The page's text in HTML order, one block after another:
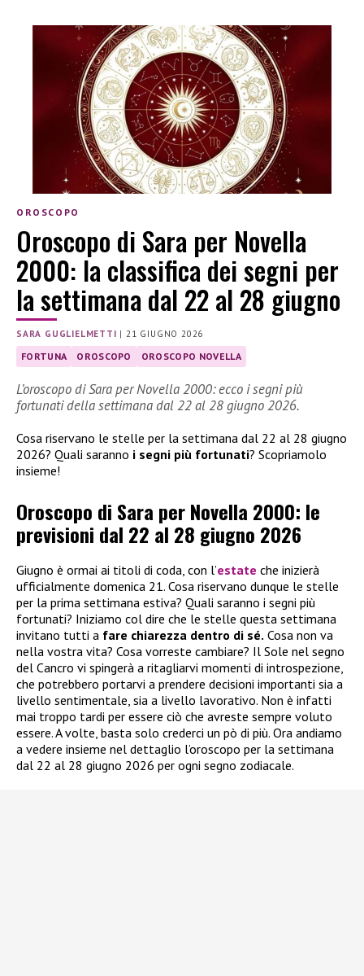
OROSCOPO
Oroscopo di Sara per Novella
2000: la classifica dei segni per
la settimana dal 22 al 28 giugno
SARA GUGLIELMETTI |21 GIUGNO 2026
FORTUNA OROSCOPO OROSCOPO NOVELLA
L’oroscopo di Sara per Novella 2000: ecco i segni più
fortunati della settimana dal 22 al 28 giugno 2026.
Cosa riservano le stelle per la settimana dal 22 al 28 giugno
2026? Quali saranno i segni più fortunati? Scopriamolo
insieme!
Oroscopo di Sara per Novella 2000: le
previsioni dal 22 al 28 giugno 2026
Giugno è ormai ai titoli di coda, con l’estate che inizierà
ufficialmente domenica 21. Cosa riservano dunque le stelle
per la prima settimana estiva? Quali saranno i segni più
fortunati? Iniziamo col dire che le stelle questa settimana
invitano tutti a fare chiarezza dentro di sé. Cosa non va
nella vostra vita? Cosa vorreste cambiare? Il Sole nel segno
del Cancro vi spingerà a ritagliarvi momenti di introspezione,
che potrebbero portarvi a prendere decisioni importanti sia a
livello sentimentale, sia a livello lavorativo. Non è infatti
mai troppo tardi per essere ciò che avreste sempre voluto
essere. A volte, basta solo crederci un pò di più. Ora andiamo
a vedere insieme nel dettaglio l’oroscopo per la settimana
dal 22 al 28 giugno 2026 per ogni segno zodiacale.